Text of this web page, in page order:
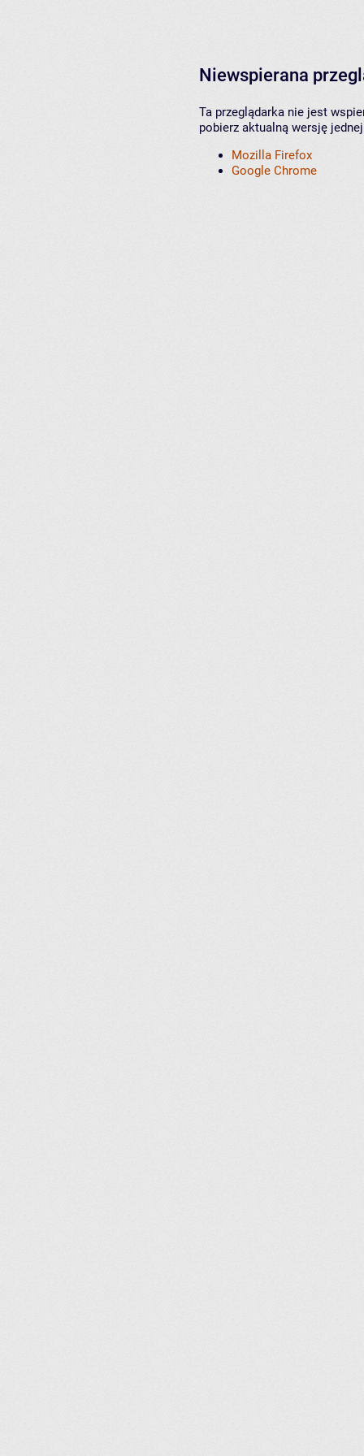
Niewspierana
Ta przeglądarka nie jest
pobierz aktualną wersję
Mozilla Firefox
Google Chrome